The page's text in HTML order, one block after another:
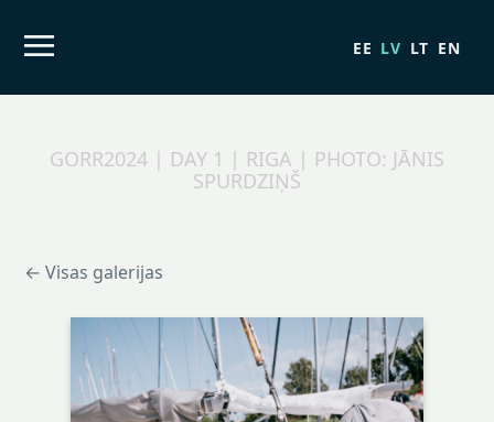
EE LV LT EN
GORR2024 | DAY 1 | RIGA | PHOTO: JĀNIS
SPURDZIŅŠ
← Visas galerijas